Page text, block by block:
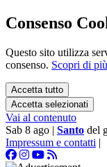
Consenso
Questo sito utilizza
consenso. Scopri di più
Accetta tutto
Accetta selezionati
Vai al contenuto
Sab 8 ago | Santo del
Impressum e contatti |